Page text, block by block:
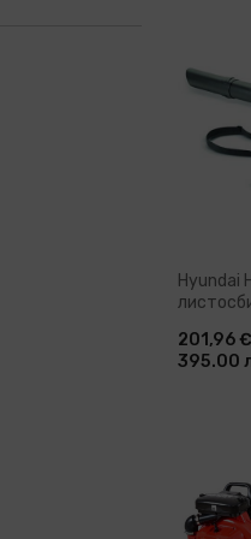
Hyundai
201,96 €
395.00